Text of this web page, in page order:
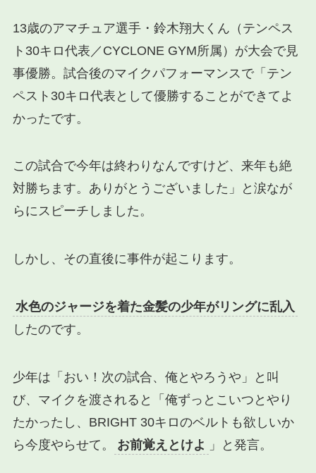
13歳のアマチュア選手・鈴木翔大くん（テンペス
ト30キロ代表／CYCLONE GYM所属）が大会で見
事優勝。試合後のマイクパフォーマンスで「テン
ペスト30キロ代表として優勝することができてよ
かったです。
この試合で今年は終わりなんですけど、来年も絶
対勝ちます。ありがとうございました」と涙なが
らにスピーチしました。
しかし、その直後に事件が起こります。
水色のジャージを着た金髪の少年がリングに乱入
したのです。
少年は「おい！次の試合、俺とやろうや」と叫
び、マイクを渡されると「俺ずっとこいつとやり
たかったし、BRIGHT 30キロのベルトも欲しいか
ら今度やらせて。
お前覚えとけよ 」と発言。